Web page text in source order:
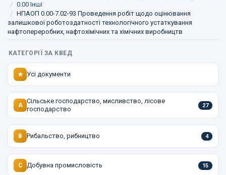
0.00 Інші
НПАОП 0.00-7.02-93 Проведення робіт щодо оцінювання
залишкової роботоздатності технологічного устаткування
нафтопереробних, нафтохімічних та хімічних виробництв
КАТЕГОРІЇ ЗА КВЕД
★ Усі документи
A
Сільське господарство, мисливство, лісове
господарство
27
B Рибальство, рибництво 4
C Добувна промисловість 15